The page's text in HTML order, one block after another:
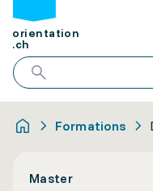
orientation
.ch
Formations
Master